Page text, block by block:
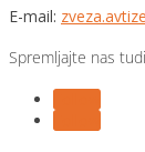
E-mail:
Spremljajte nas